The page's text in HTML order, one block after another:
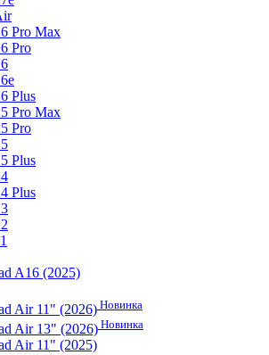
Pro Max
Pro
Plus
Pro Max
Pro
Plus
Plus
A16 (2025)
Air 11" (2026) Новинка
Air 13" (2026) Новинка
Air 11" (2025)